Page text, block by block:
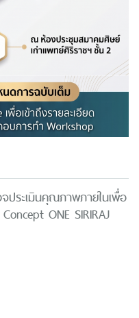
ประเมินคุณภาพภายในเพื่อ
ONE SIRIRAJ